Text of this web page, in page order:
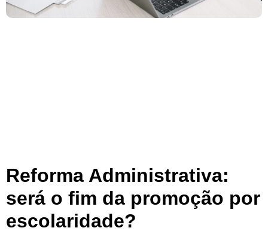
Reforma Administrativa:
será o fim da promoção por
escolaridade?